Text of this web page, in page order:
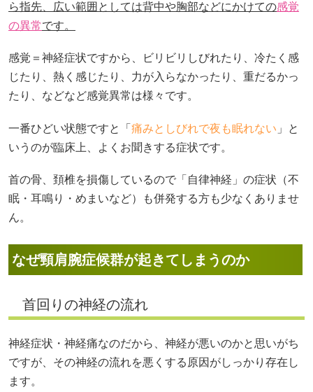
ら指先、広い範囲としては背中や胸部などにかけての感覚
の異常です。
感覚＝神経症状ですから、ビリビリしびれたり、冷たく感
じたり、熱く感じたり、力が入らなかったり、重だるかっ
たり、などなど感覚異常は様々です。
一番ひどい状態ですと「 痛みとしびれで夜も眠れない 」と
いうのが臨床上、よくお聞きする症状です。
首の骨、頚椎を損傷しているので「自律神経」の症状（不
眠・耳鳴り・めまいなど）も併発する方も少なくありませ
ん。
なぜ頸肩腕症候群が起きてしまうのか
首回りの神経の流れ
神経症状・神経痛なのだから、神経が悪いのかと思いがち
ですが、その神経の流れを悪くする原因がしっかり存在し
ます。